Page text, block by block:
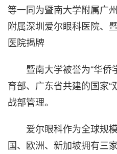
等一同为暨南大学附属广
附属深圳爱尔眼科医院、
医院揭牌
暨南大学被誉为“华侨
育部、广东省共建的国家“
战部管理。
爱尔眼科作为全球规模
国、欧洲、新加坡拥有三